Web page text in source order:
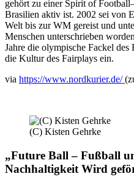
gehört zu einer Spirit of
Brasilien aktiv ist. 2002 sei von
Welt bis zur WM gereist und
Menschen unterschrieben
Jahre die olympische Fackel
die Kultur des Fairplays ein.
via https://www.nordkurier.de/
(C) Kisten Gehrke
„Future Ball – Fußball
Nachhaltigkeit Wird